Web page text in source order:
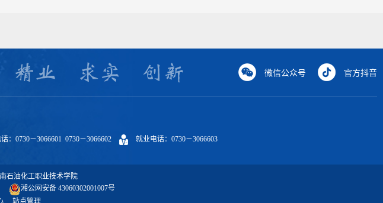
微信公众号 官方抖音
：0730－3066601 0730－3066602 就业电话：0730－3066603
石油化工职业技术学院
湘公网安备 43060302001007号
站点管理